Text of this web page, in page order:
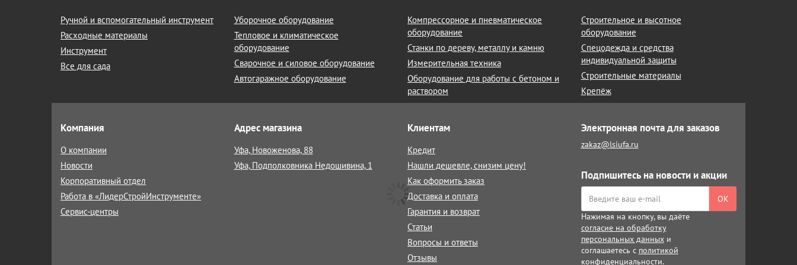
Ручной и вспомогательный инструмент
Расходные материалы
Инструмент
Все для сада
Уборочное оборудование
Тепловое и климатическое
оборудование
Сварочное и силовое оборудование
Автогаражное оборудование
Компрессорное и пневматическое
оборудование
Станки по дереву, металлу и камню
Измерительная техника
Оборудование для работы с бетоном и
раствором
Строительное и высотное
оборудование
Спецодежда и средства
индивидуальной защиты
Строительные материалы
Крепёж
Компания
О компании
Новости
Корпоративный отдел
Работа в «ЛидерСтройИнструменте»
Сервис-центры
Адрес магазина
Уфа, Новоженова, 88
Уфа, Подполковника Недошивина, 1
Клиентам
Кредит
Нашли дешевле, снизим цену!
Как оформить заказ
Доставка и оплата
Гарантия и возврат
Статьи
Вопросы и ответы
Отзывы
Электронная почта для заказов
zakaz@lsiufa.ru
Подпишитесь на новости и акции
ОК
Нажимая на кнопку, вы даёте
согласие на обработку
персональных данныхи
соглашаетесь с политикой
конфиденциальности.